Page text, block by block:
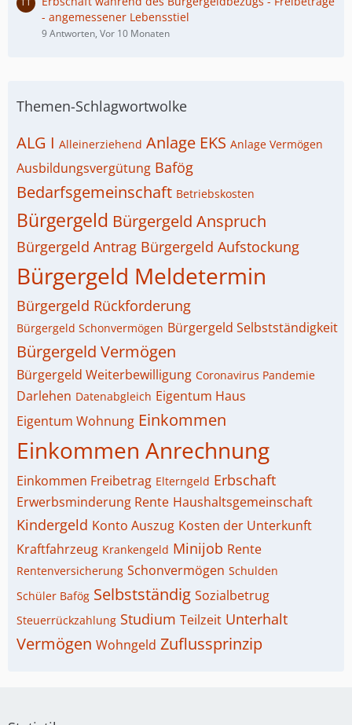
- angemessener Lebensstiel
9 Antworten, Vor 10 Monaten
Themen-Schlagwortwolke
ALG I Alleinerziehend Anlage EKS Anlage Vermögen
Ausbildungsvergütung Bafög
Bedarfsgemeinschaft Betriebskosten
Bürgergeld Bürgergeld Anspruch
Bürgergeld Antrag Bürgergeld Aufstockung
Bürgergeld Meldetermin
Bürgergeld Rückforderung
Bürgergeld Schonvermögen Bürgergeld Selbstständigkeit
Bürgergeld Vermögen
Bürgergeld Weiterbewilligung Coronavirus Pandemie
Darlehen Datenabgleich Eigentum Haus
Eigentum Wohnung Einkommen
Einkommen Anrechnung
Einkommen Freibetrag Elterngeld Erbschaft
Erwerbsminderung Rente Haushaltsgemeinschaft
Kindergeld Konto Auszug Kosten der Unterkunft
Kraftfahrzeug Krankengeld Minijob Rente
Rentenversicherung Schonvermögen Schulden
Schüler Bafög Selbstständig Sozialbetrug
Steuerrückzahlung Studium Teilzeit Unterhalt
Vermögen Wohngeld Zuflussprinzip